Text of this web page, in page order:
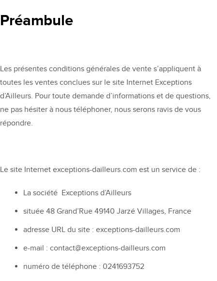
Préambule
Les présentes conditions générales de vente s’appliquent à
toutes les ventes conclues sur le site Internet Exceptions
d’Ailleurs. Pour toute demande d’informations et de questions,
ne pas hésiter à nous téléphoner, nous serons ravis de vous
répondre.
Le site Internet exceptions-dailleurs.com est un service de :
La société Exceptions d’Ailleurs
située 48 Grand’Rue 49140 Jarzé Villages, France
adresse URL du site : exceptions-dailleurs.com
e-mail : contact@exceptions-dailleurs.com
numéro de téléphone : 0241693752